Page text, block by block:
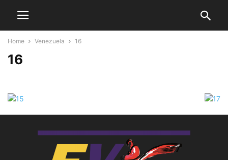
Home Venezuela 16
16